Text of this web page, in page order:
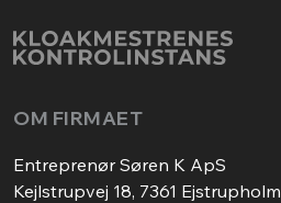
OM FIRMAET
Entreprenør Søren K ApS
Kejlstrupvej 18, 7361 Ejstrupholm